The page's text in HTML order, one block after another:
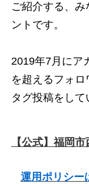
ご紹介する、
ントです。
2019年7月にア
を超えるフォ
タグ投稿をして
【公式】福岡
運用ポリシー